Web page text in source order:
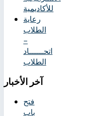
للأكاديمية
رعاية
الطلاب
–
اتحــــــاد
الطلاب
آخر
الأخبار
فتح
باب